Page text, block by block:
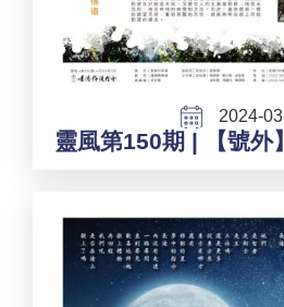
2024-
靈風第150期 | 【號外